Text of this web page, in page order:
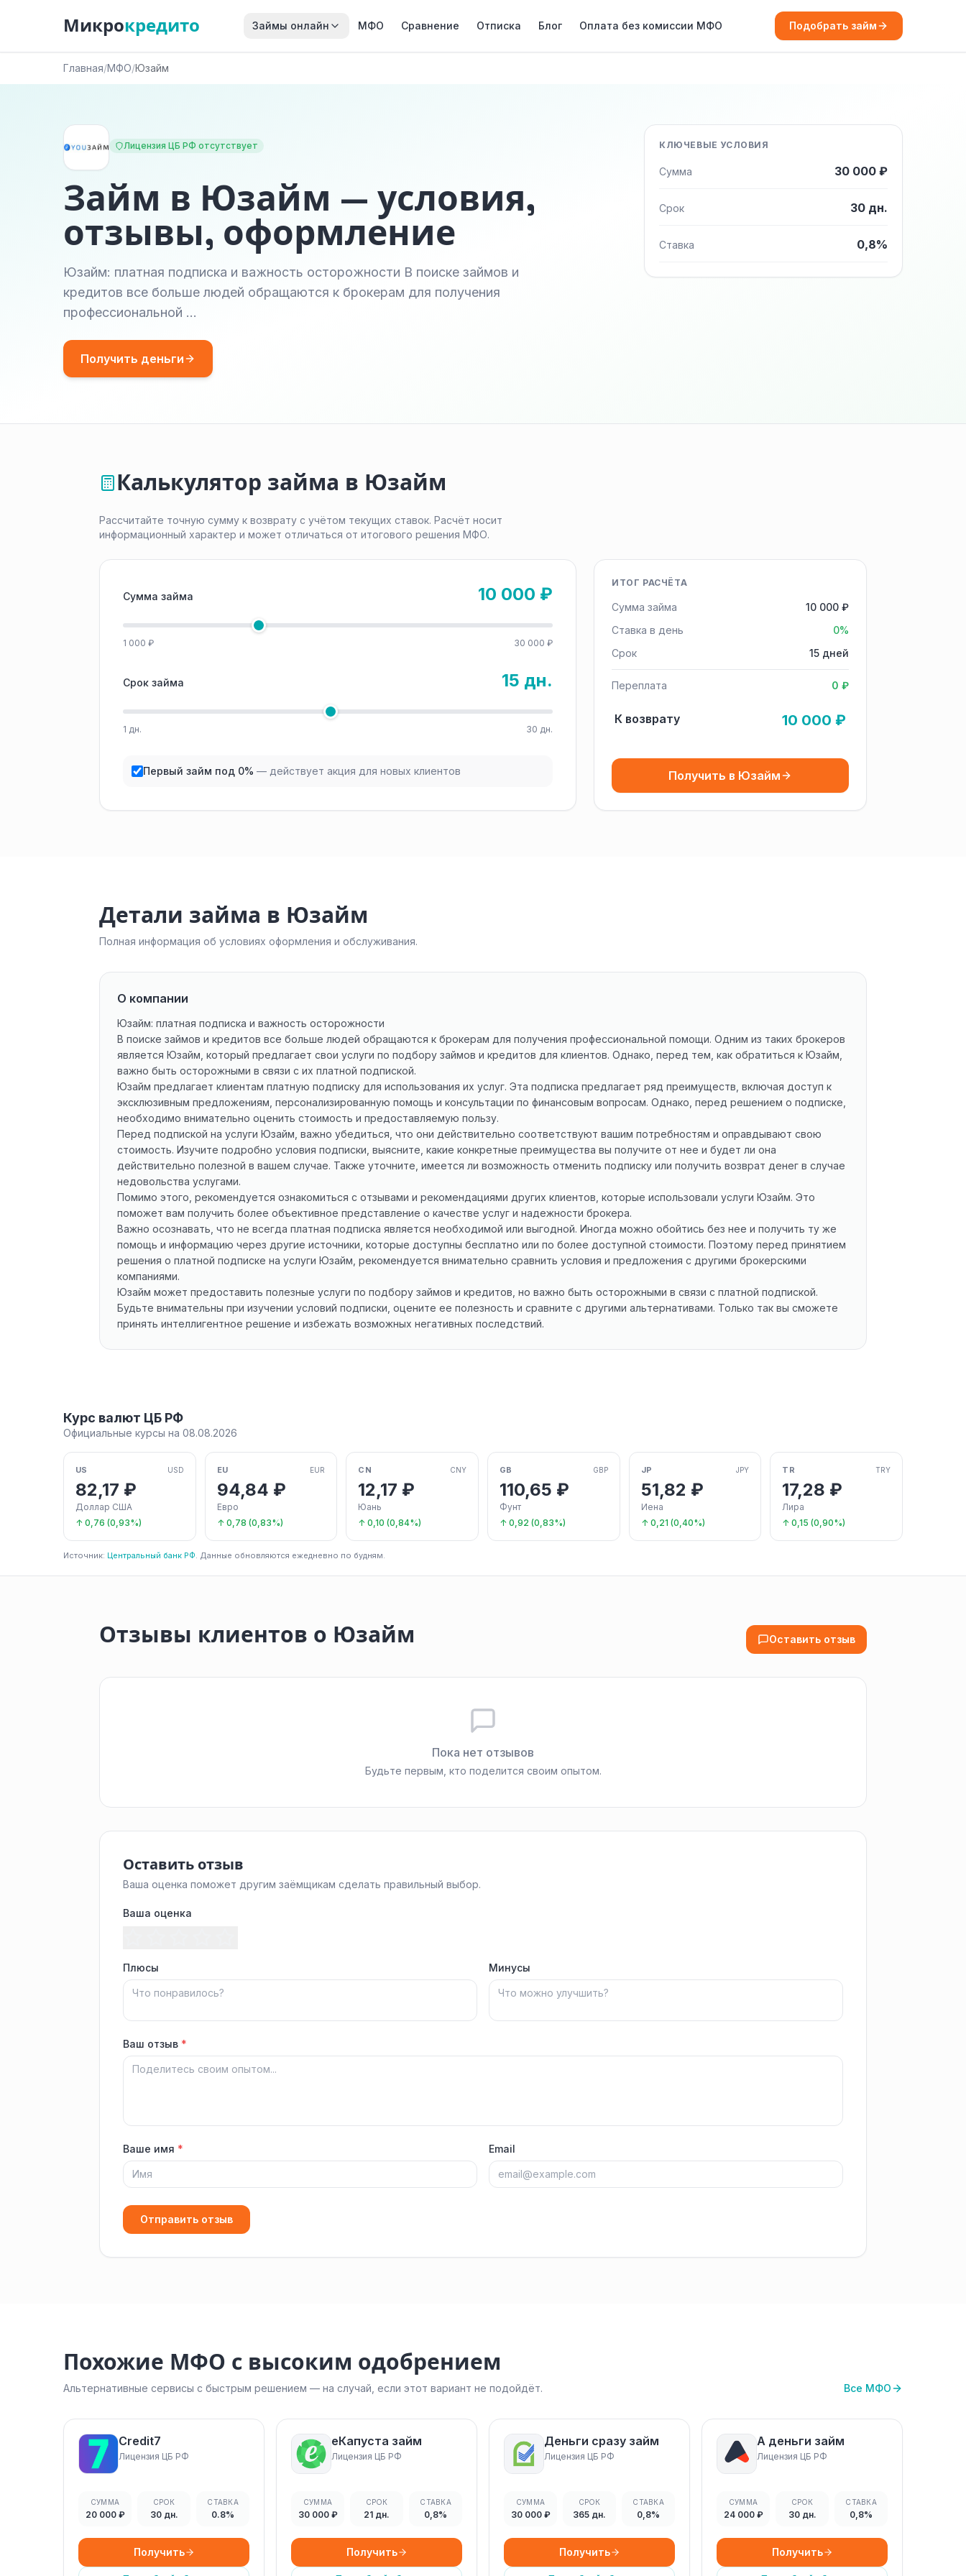
Микрокредито Займы онлайн МФО Сравнение Отписка Блог Оплата без комиссии МФО Подобрать займ
Главная/МФО/Юзайм
Лицензия ЦБ РФ отсутствует
Займ в Юзайм — условия,
отзывы, оформление
Юзайм: платная подписка и важность осторожности В поиске займов и
кредитов все больше людей обращаются к брокерам для получения
профессиональной …
Получить деньги
КЛЮЧЕВЫЕ УСЛОВИЯ
Сумма 30 000 ₽
Срок 30 дн.
Ставка 0,8%
Калькулятор займа в Юзайм
Рассчитайте точную сумму к возврату с учётом текущих ставок. Расчёт носит
информационный характер и может отличаться от итогового решения МФО.
Сумма займа 10 000 ₽
1 000 ₽ 30 000 ₽
Срок займа 15 дн.
1 дн. 30 дн.
Первый займ под 0% — действует акция для новых клиентов
ИТОГ РАСЧЁТА
Сумма займа
10 000 ₽
Ставка в день
0%
Срок
15 дней
Переплата 0 ₽
К возврату 10 000 ₽
Получить в Юзайм
Детали займа в Юзайм
Полная информация об условиях оформления и обслуживания.
О компании
Юзайм: платная подписка и важность осторожности
В поиске займов и кредитов все больше людей обращаются к брокерам для получения профессиональной помощи. Одним из таких брокеров
является Юзайм, который предлагает свои услуги по подбору займов и кредитов для клиентов. Однако, перед тем, как обратиться к Юзайм,
важно быть осторожными в связи с их платной подпиской.
Юзайм предлагает клиентам платную подписку для использования их услуг. Эта подписка предлагает ряд преимуществ, включая доступ к
эксклюзивным предложениям, персонализированную помощь и консультации по финансовым вопросам. Однако, перед решением о подписке,
необходимо внимательно оценить стоимость и предоставляемую пользу.
Перед подпиской на услуги Юзайм, важно убедиться, что они действительно соответствуют вашим потребностям и оправдывают свою
стоимость. Изучите подробно условия подписки, выясните, какие конкретные преимущества вы получите от нее и будет ли она
действительно полезной в вашем случае. Также уточните, имеется ли возможность отменить подписку или получить возврат денег в случае
недовольства услугами.
Помимо этого, рекомендуется ознакомиться с отзывами и рекомендациями других клиентов, которые использовали услуги Юзайм. Это
поможет вам получить более объективное представление о качестве услуг и надежности брокера.
Важно осознавать, что не всегда платная подписка является необходимой или выгодной. Иногда можно обойтись без нее и получить ту же
помощь и информацию через другие источники, которые доступны бесплатно или по более доступной стоимости. Поэтому перед принятием
решения о платной подписке на услуги Юзайм, рекомендуется внимательно сравнить условия и предложения с другими брокерскими
компаниями.
Юзайм может предоставить полезные услуги по подбору займов и кредитов, но важно быть осторожными в связи с платной подпиской.
Будьте внимательны при изучении условий подписки, оцените ее полезность и сравните с другими альтернативами. Только так вы сможете
принять интеллигентное решение и избежать возможных негативных последствий.
Курс валют ЦБ РФ
Официальные курсы на 08.08.2026
US USD
82,17 ₽
Доллар США
↑ 0,76 (0,93%)
EU EUR
94,84 ₽
Евро
↑ 0,78 (0,83%)
CN CNY
12,17 ₽
Юань
↑ 0,10 (0,84%)
GB GBP
110,65 ₽
Фунт
↑ 0,92 (0,83%)
JP JPY
51,82 ₽
Иена
↑ 0,21 (0,40%)
TR TRY
17,28 ₽
Лира
↑ 0,15 (0,90%)
Источник: Центральный банк РФ. Данные обновляются ежедневно по будням.
Отзывы клиентов о Юзайм Оставить отзыв
Пока нет отзывов
Будьте первым, кто поделится своим опытом.
Оставить отзыв
Ваша оценка поможет другим заёмщикам сделать правильный выбор.
Ваша оценка
Плюсы Минусы
Ваш отзыв *
Ваше имя * Email
Отправить отзыв
Похожие МФО с высоким одобрением
Альтернативные сервисы с быстрым решением — на случай, если этот вариант не подойдёт. Все МФО
Credit7
Лицензия ЦБ РФ
СУММА
20 000 ₽
СРОК
30 дн.
СТАВКА
0.8%
Получить
еКапуста займ
Лицензия ЦБ РФ
СУММА
30 000 ₽
СРОК
21 дн.
СТАВКА
0,8%
Получить
Деньги сразу займ
Лицензия ЦБ РФ
СУММА
30 000 ₽
СРОК
365 дн.
СТАВКА
0,8%
Получить
А деньги займ
Лицензия ЦБ РФ
СУММА
24 000 ₽
СРОК
30 дн.
СТАВКА
0,8%
Получить